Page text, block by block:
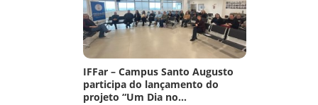
IFFar – Campus Santo Augusto
participa do lançamento do
projeto “Um Dia no…